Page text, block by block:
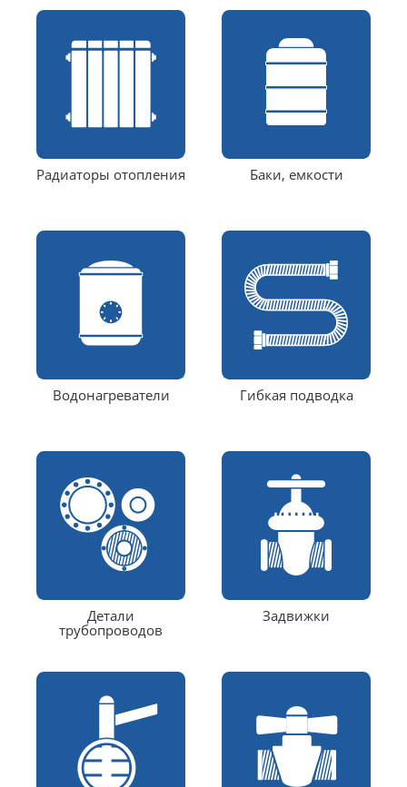
Радиаторы отопления Баки, емкости
Водонагреватели Гибкая подводка
Детали
трубопроводов
Задвижки